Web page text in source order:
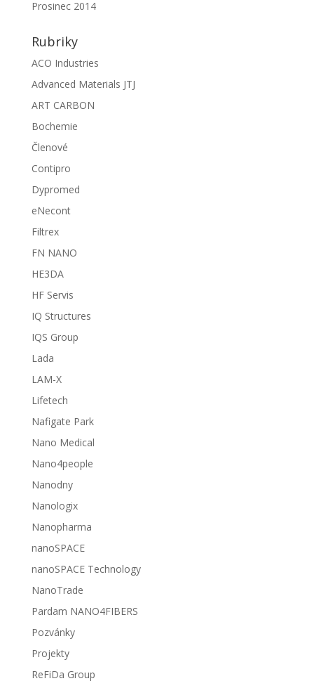
Prosinec 2014
Rubriky
ACO Industries
Advanced Materials JTJ
ART CARBON
Bochemie
Členové
Contipro
Dypromed
eNecont
Filtrex
FN NANO
HE3DA
HF Servis
IQ Structures
IQS Group
Lada
LAM-X
Lifetech
Nafigate Park
Nano Medical
Nano4people
Nanodny
Nanologix
Nanopharma
nanoSPACE
nanoSPACE Technology
NanoTrade
Pardam NANO4FIBERS
Pozvánky
Projekty
ReFiDa Group